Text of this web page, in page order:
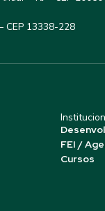
CEP 13338-228
FEI /
Cursos